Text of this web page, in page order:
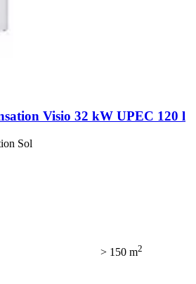
Visio 32 kW UPEC 120 l
Sol
> 150 m2